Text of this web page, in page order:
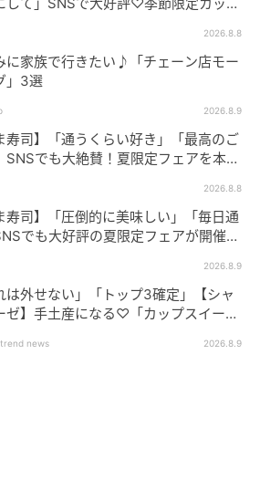
2026.8.8
に家族で行きたい♪「チェーン店モー
」3選
2026.8.9
寿司】「通うくらい好き」「最高のご
SNSでも大絶賛！夏限定フェアを本音
2026.8.8
寿司】「圧倒的に美味しい」「毎日通
でも大好評の夏限定フェアが開催中
2026.8.9
は外せない」「トップ3確定」【シャ
ゼ】手土産になる♡「カップスイー
news 2026.8.9